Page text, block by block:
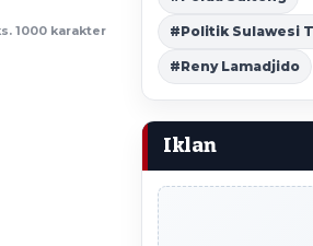
1000 karakter #Politik Sulawesi
#Reny Lamadjido
Iklan